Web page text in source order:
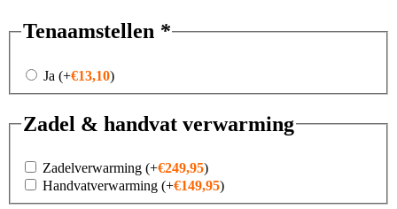
Tenaamstellen *
Ja (+€13,10)
Zadel & handvat verwarming
Zadelverwarming (+€249,95)
Handvatverwarming (+€149,95)